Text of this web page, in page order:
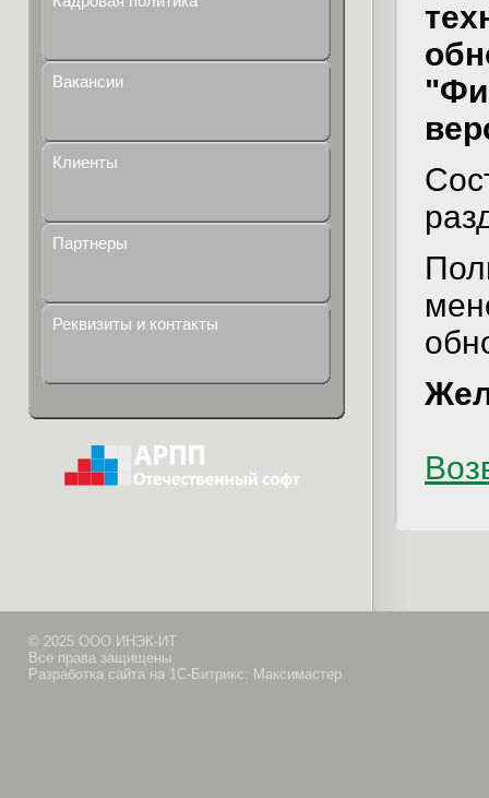
Вакансии
Клиенты
Партнеры
Реквизиты и контакты
© 2025 ООО ИНЭК-ИТ
Все права защищены
Разработка сайта на 1С-Битрикс: Максимастер